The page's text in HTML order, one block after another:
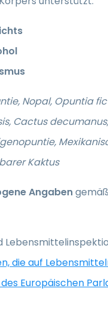
Nopal, Opuntia
Cactus
Kaktus
Angaben
die auf
Europäischen